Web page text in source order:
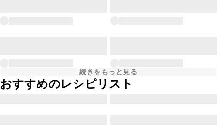
続きをもっと見る
おすすめのレシピリスト